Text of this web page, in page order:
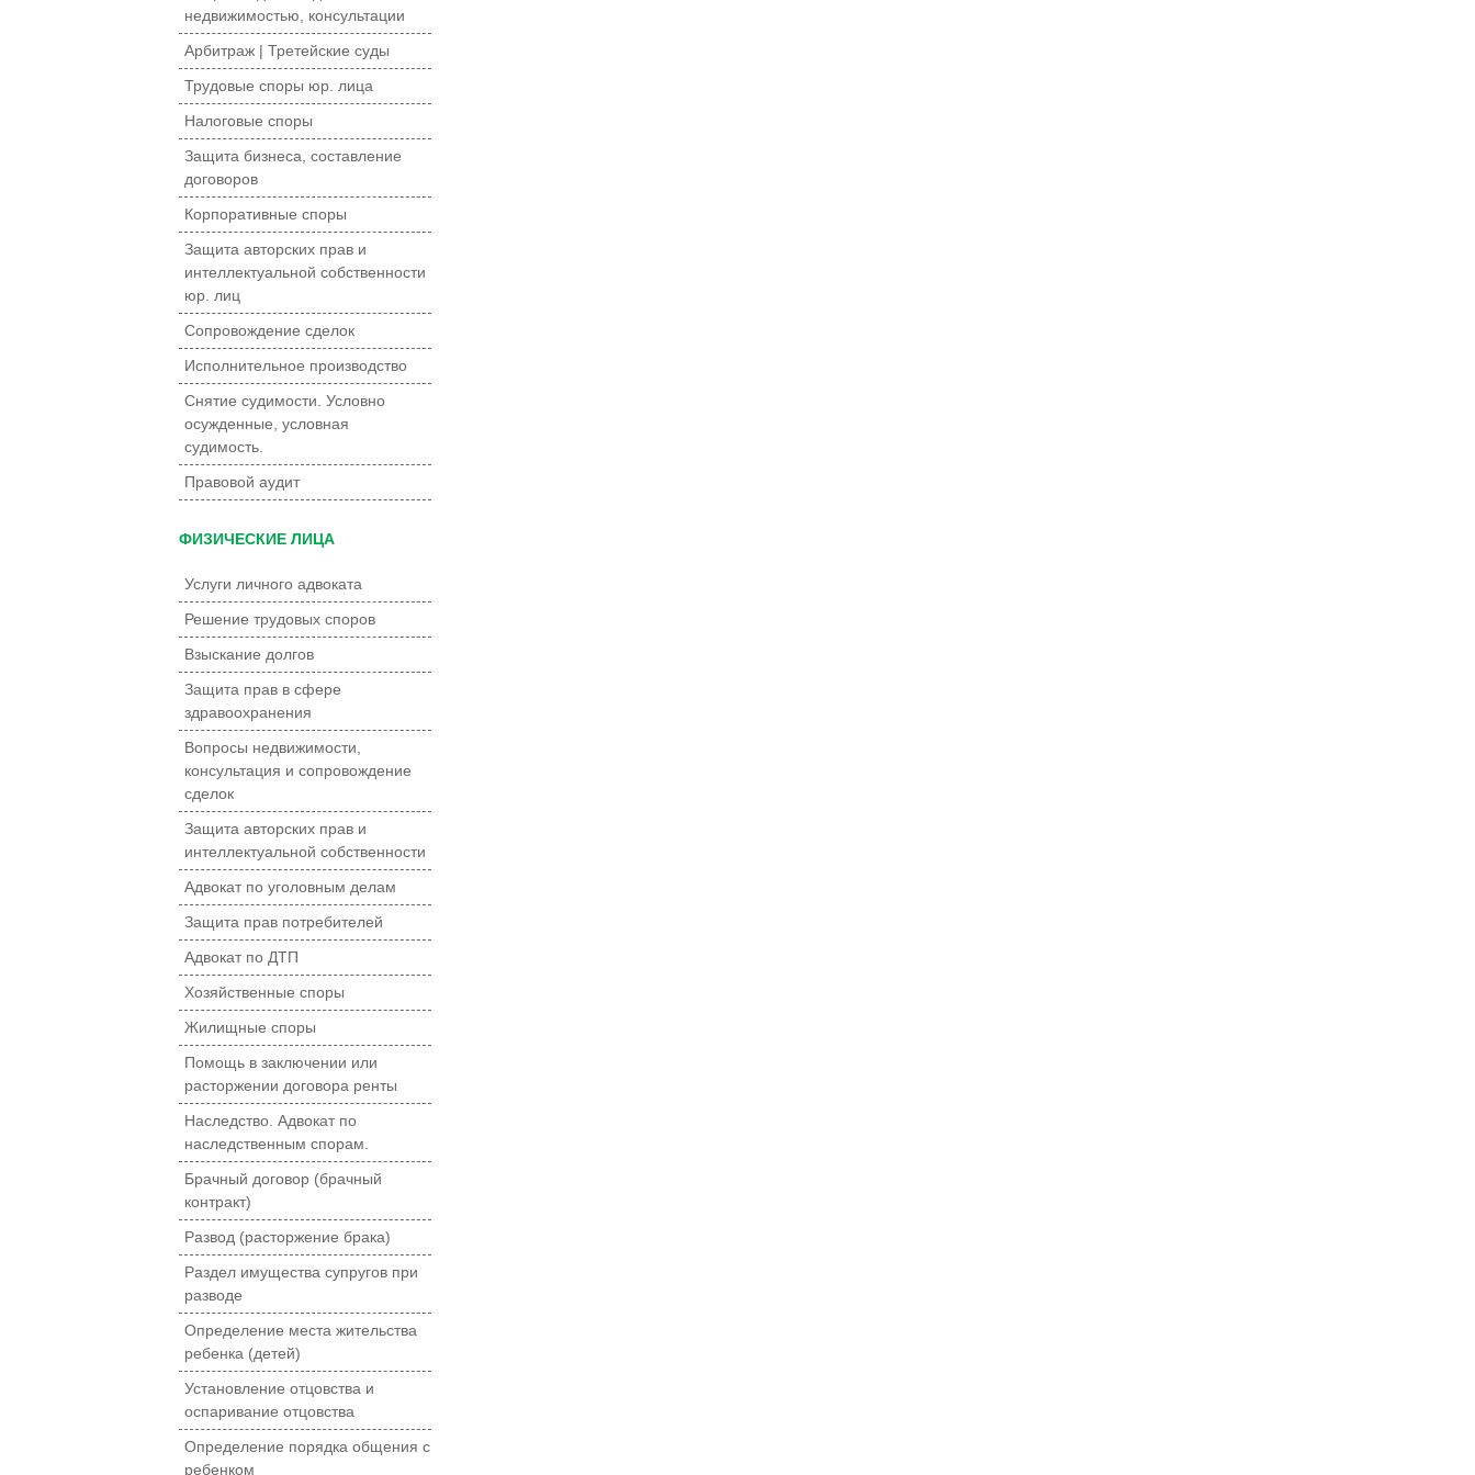
недвижимостью, консультации
Арбитраж | Третейские суды
Трудовые споры юр. лица
Налоговые споры
Защита бизнеса, составление
договоров
Корпоративные споры
Защита авторских прав и
интеллектуальной собственности
юр. лиц
Сопровождение сделок
Исполнительное производство
Снятие судимости. Условно
осужденные, условная
судимость.
Правовой аудит
ФИЗИЧЕСКИЕ ЛИЦА
Услуги личного адвоката
Решение трудовых споров
Взыскание долгов
Защита прав в сфере
здравоохранения
Вопросы недвижимости,
консультация и сопровождение
сделок
Защита авторских прав и
интеллектуальной собственности
Адвокат по уголовным делам
Защита прав потребителей
Адвокат по ДТП
Хозяйственные споры
Жилищные споры
Помощь в заключении или
расторжении договора ренты
Наследство. Адвокат по
наследственным спорам.
Брачный договор (брачный
контракт)
Развод (расторжение брака)
Раздел имущества супругов при
разводе
Определение места жительства
ребенка (детей)
Установление отцовства и
оспаривание отцовства
Определение порядка общения с
ребенком